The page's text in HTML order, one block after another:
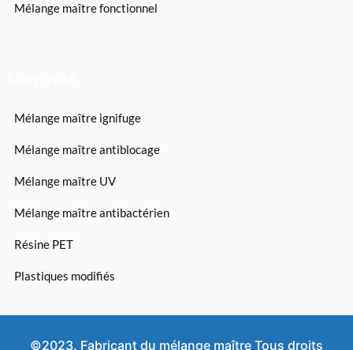
Mélange maître fonctionnel
Mélange maître ignifuge
Mélange maître antiblocage
Mélange maître UV
Mélange maître antibactérien
Résine PET
Plastiques modifiés
©2023. Fabricant du mélange maître Tous droits